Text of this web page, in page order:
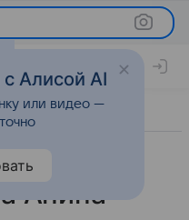
Апина
Алисой AI
или видео —